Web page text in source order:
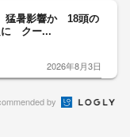
猛暑影響か 18頭の
に クー...
2026年8月3日
by